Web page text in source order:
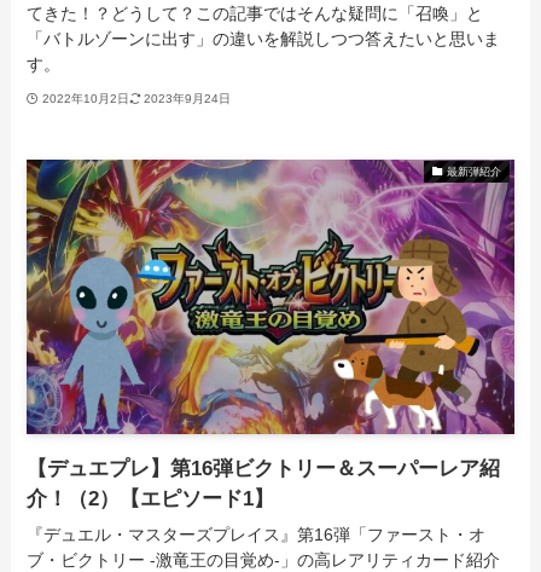
てきた！？どうして？この記事ではそんな疑問に「召喚」と
「バトルゾーンに出す」の違いを解説しつつ答えたいと思いま
す。
2022年10月2日 2023年9月24日
最新弾紹介
【デュエプレ】第16弾ビクトリー＆スーパーレア紹
介！（2）【エピソード1】
『デュエル・マスターズプレイス』第16弾「ファースト・オ
ブ・ビクトリー -激竜王の目覚め-」の高レアリティカード紹介